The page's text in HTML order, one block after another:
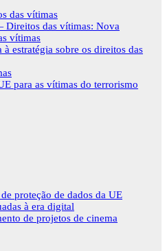
das vítimas
Direitos das vítimas: Nova
vítimas
estratégia sobre os direitos das
para as vítimas do terrorismo
proteção de dados da UE
à era digital
de projetos de cinema